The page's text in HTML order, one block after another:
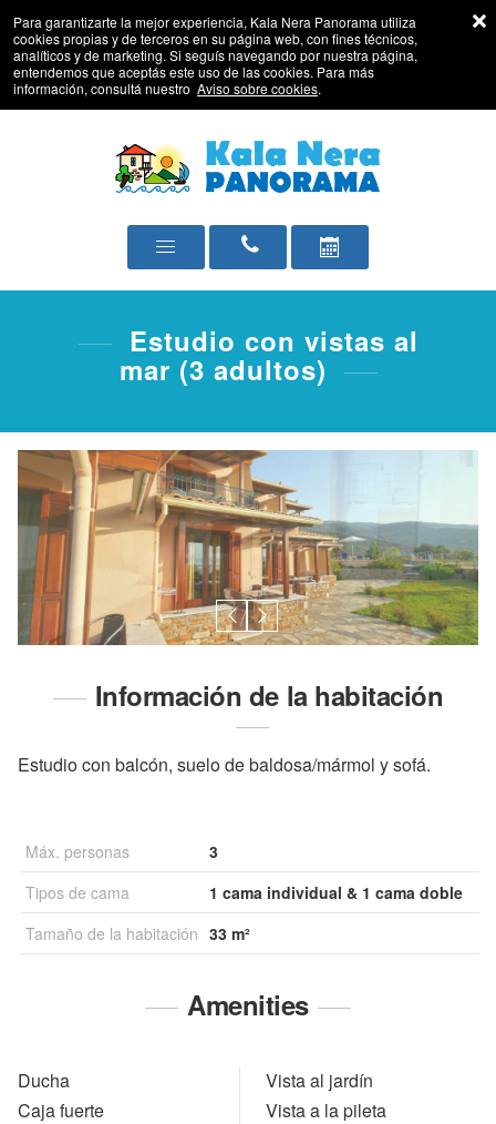
Para garantizarte la mejor experiencia, Kala Nera Panorama utiliza
cookies propias y de terceros en su página web, con fines técnicos,
analíticos y de marketing. Si seguís navegando por nuestra página,
entendemos que aceptás este uso de las cookies. Para más
información, consultá nuestro Aviso sobre cookies.
Estudio con vistas al
mar (3 adultos)
Información de la habitación
Estudio con balcón, suelo de baldosa/mármol y sofá.
Máx. personas
3
Tipos de cama
1 cama individual & 1 cama doble
Tamaño de la habitación 33 m²
Amenities
Ducha
Caja fuerte
Vista al jardín
Vista a la pileta